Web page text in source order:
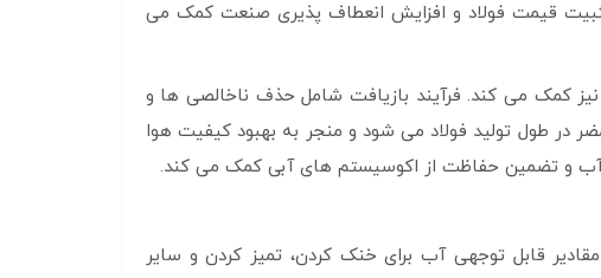
قیمت فولاد و افزایش انعطاف پذیری صنعت کمک می
کمک می کند. فرآیند بازیافت شامل حذف ناخالصی ها و
در طول تولید فولاد می شود و منجر به بهبود کیفیت هوا
آب و تضمین حفاظت از اکوسیستم های آبی کمک می کند.
قابل توجهی آب برای خنک کردن، تمیز کردن و سایر